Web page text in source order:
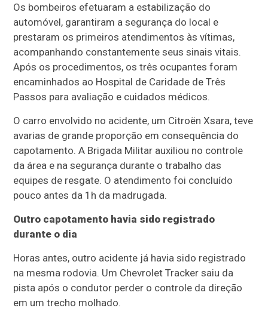
Os bombeiros efetuaram a estabilização do
automóvel, garantiram a segurança do local e
prestaram os primeiros atendimentos às vítimas,
acompanhando constantemente seus sinais vitais.
Após os procedimentos, os três ocupantes foram
encaminhados ao Hospital de Caridade de Três
Passos para avaliação e cuidados médicos.
O carro envolvido no acidente, um Citroën Xsara, teve
avarias de grande proporção em consequência do
capotamento. A Brigada Militar auxiliou no controle
da área e na segurança durante o trabalho das
equipes de resgate. O atendimento foi concluído
pouco antes da 1h da madrugada.
Outro capotamento havia sido registrado
durante o dia
Horas antes, outro acidente já havia sido registrado
na mesma rodovia. Um Chevrolet Tracker saiu da
pista após o condutor perder o controle da direção
em um trecho molhado.